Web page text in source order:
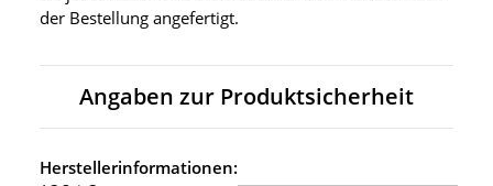
der Bestellung angefertigt.
Angaben zur Produktsicherheit
Herstellerinformationen: